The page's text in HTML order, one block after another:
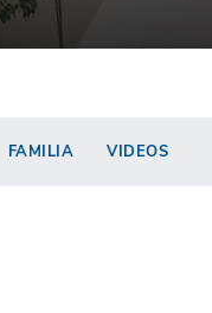
FAMILIA VIDEOS